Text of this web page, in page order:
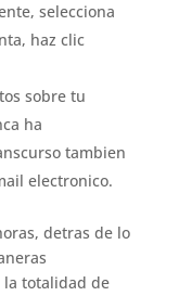
selecciona
haz clic
sobre tu
ha
tambien
electronico.
detras de lo
totalidad de